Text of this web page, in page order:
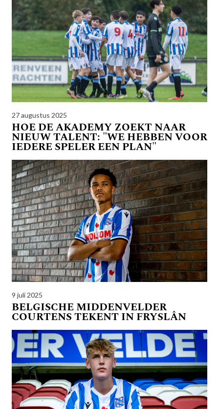
27 augustus 2025
HOE DE AKADEMY ZOEKT NAAR
NIEUW TALENT: "WE HEBBEN VOOR
IEDERE SPELER EEN PLAN"
9 juli 2025
BELGISCHE MIDDENVELDER
COURTENS TEKENT IN FRYSLÂN